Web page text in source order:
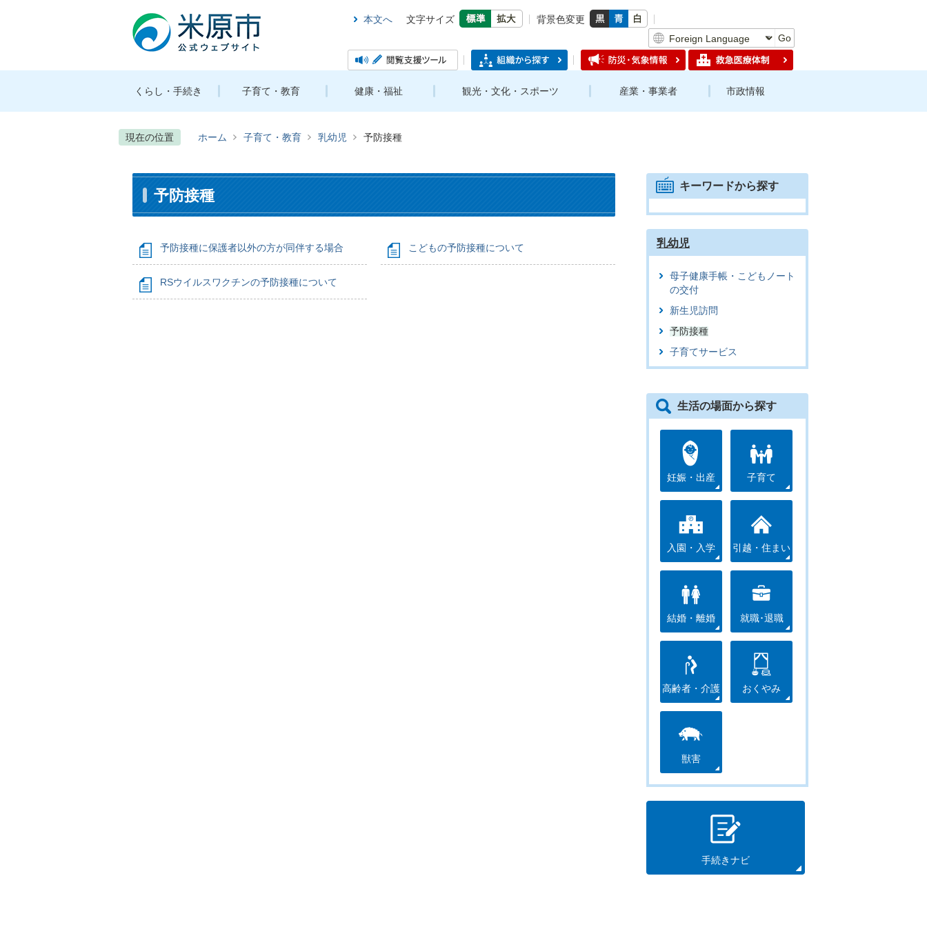
本文へ 文字サイズ
背景色変更
Go
くらし・手続き 子育て・教育 健康・福祉 観光・文化・スポーツ 産業・事業者 市政情報
現在の位置 ホーム 子育て・教育 乳幼児 予防接種
予防接種
予防接種に保護者以外の方が同伴する場合 こどもの予防接種について
RSウイルスワクチンの予防接種について
キーワードから探す
乳幼児
母子健康手帳・こどもノート
の交付
新生児訪問
予防接種
子育てサービス
生活の場面から探す
妊娠・出産 子育て
入園・入学 引越・住まい
結婚・離婚 就職･退職
高齢者・介護 おくやみ
獣害
手続きナビ